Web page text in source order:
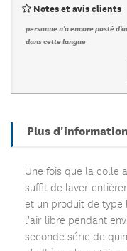
Notes et avis clients
personne n'a encore posté
dans cette langue
Plus
Une fois que la colle
suffit de laver
et un produit de type
l'air libre pendant
seconde série de